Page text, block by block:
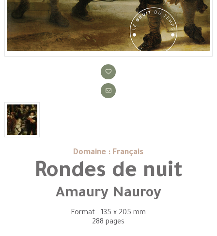
Domaine : Français
Rondes de nuit
Amaury Nauroy
Format : 135 x 205 mm
288 pages